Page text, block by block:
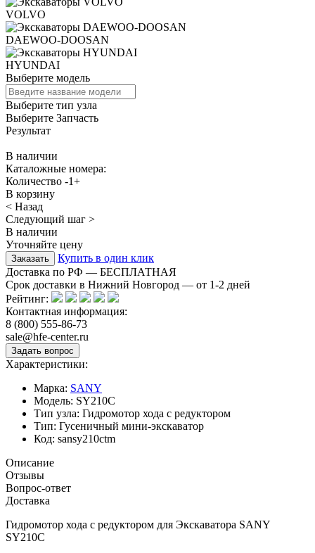
VOLVO
DAEWOO-DOOSAN
HYUNDAI
Выберите модель
Выберите тип узла
Выберите Запчасть
Результат
В наличии
Каталожные номера:
Количество -1+
В корзину
< Назад
Следующий шаг >
В наличии
Уточняйте цену
Купить в один клик
Доставка по РФ — БЕСПЛАТНАЯ
Срок доставки в Нижний Новгород — от 1-2 дней
Рейтинг:
Контактная информация:
8 (800) 555-86-73
sale@hfe-center.ru
Характеристики:
Марка: SANY
Модель: SY210C
Тип узла: Гидромотор хода с редуктором
Тип: Гусеничный мини-экскаватор
Код: sansy210ctm
Описание
Отзывы
Вопрос-ответ
Доставка
Гидромотор хода с редуктором для Экскаватора SANY
SY210C